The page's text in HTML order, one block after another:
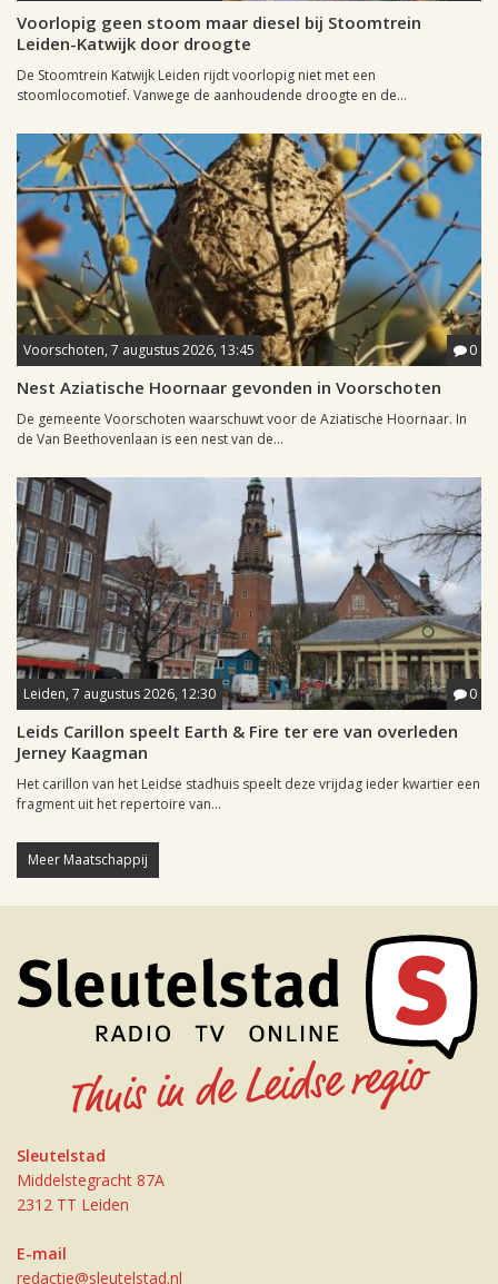
Voorlopig geen stoom maar diesel bij Stoomtrein
Leiden-Katwijk door droogte
De Stoomtrein Katwijk Leiden rijdt voorlopig niet met een
stoomlocomotief. Vanwege de aanhoudende droogte en de...
Voorschoten, 7 augustus 2026, 13:45 0
Nest Aziatische Hoornaar gevonden in Voorschoten
De gemeente Voorschoten waarschuwt voor de Aziatische Hoornaar. In
de Van Beethovenlaan is een nest van de...
Leiden, 7 augustus 2026, 12:30 0
Leids Carillon speelt Earth & Fire ter ere van overleden
Jerney Kaagman
Het carillon van het Leidse stadhuis speelt deze vrijdag ieder kwartier een
fragment uit het repertoire van...
Meer Maatschappij
Sleutelstad
Middelstegracht 87A
2312 TT Leiden
E-mail
redactie@sleutelstad.nl